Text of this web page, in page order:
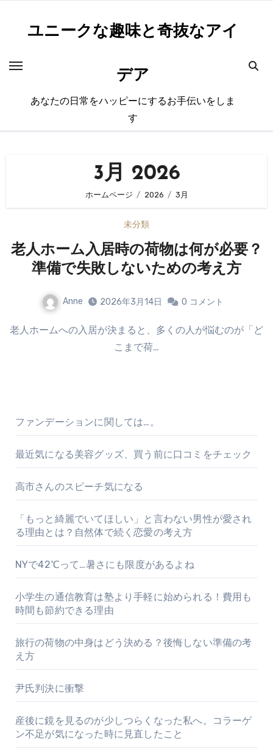
ユニークな趣味と奇抜なアイ
デア
あなたの日常をハッピーにするお手伝いをしま
す
3月 2026
ホームページ 2026 3月
未分類
老人ホーム入居時の荷物は何が必要？
準備で失敗しないための考え方
Anne 2026年3月14日 0 コメント
老人ホームへの入居が決まると、多くの人が悩むのが「ど
こまで荷…
ファンデーションに関しては…。
最近気になる美容グッズ、買う前に口コミをチェック
高市さんのスピーチ気になる
「もっと綺麗でいてほしい」と言わない男性が愛され
る理由とは？自然体で続く恋愛の考え方
NYで42℃って…暑さにも限度があるよね
小学生の通信教育は塾より手軽に始められる！費用も
時間も節約できる理由
旅行の荷物の中身はどう決める？後悔しない準備の考
え方
尹氏判決に衝撃
産後に鏡を見るのが少しつらくなった私へ。コラーゲ
ン不足が気になった時に見直したこと